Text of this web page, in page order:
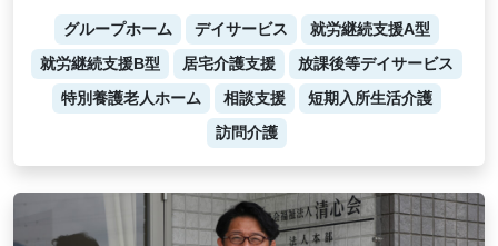
グループホーム デイサービス
就労継続支援A型
就労継続支援B型
居宅介護支援
放課後等デイサービス
特別養護老人ホーム
相談支援
短期入所生活介護
訪問介護